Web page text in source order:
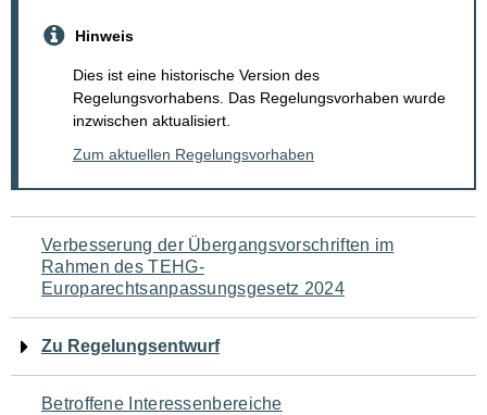
Hinweis
Dies ist eine historische Version des
Regelungsvorhabens. Das Regelungsvorhaben wurde
inzwischen aktualisiert.
Zum aktuellen Regelungsvorhaben
Navigation
für
den
Seiteninhalt
Verbesserung der Übergangsvorschriften im
Rahmen des TEHG-
Europarechtsanpassungsgesetz 2024
Zu Regelungsentwurf
Betroffene Interessenbereiche